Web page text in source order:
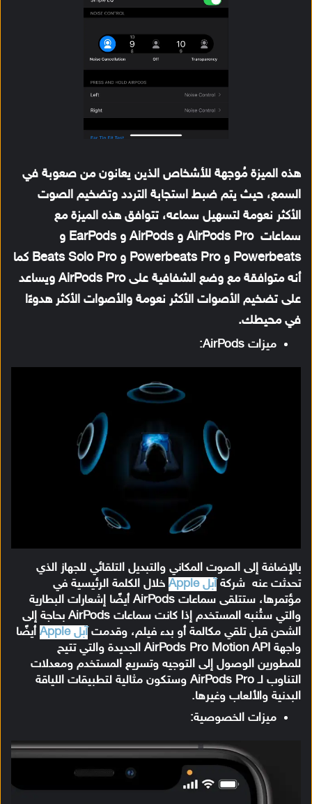
هذه الميزة مُوجهة للأشخاص الذين يعانون من صعوبة في
السمع، حيث يتم ضبط استجابة التردد وتضخيم الصوت
الأكثر نعومة لتسهيل سماعه، تتوافق هذه الميزة مع
سماعات AirPods Pro و AirPods و EarPods و
Powerbeats و Powerbeats Pro و Beats Solo Pro كما
أنه متوافقة مع وضع الشفافية على AirPods Pro ويساعد
على تضخيم الأصوات الأكثر نعومة والأصوات الأكثر هدوءًا
في محيطك.
ميزات AirPods:
بالإضافة إلى الصوت المكاني والتبديل التلقائي للجهاز الذي
تحدثت عنه شركةآبل Apple
خلال الكلمة الرئيسية في
مؤتمرها، ستتلقى سماعات AirPods أيضًا إشعارات البطارية
والتي ستُنبه المستخدم إذا كانت سماعات AirPods بحاجة إلى
الشحن قبل تلقي مكالمة أو بدء فيلم، وقدمتآبل Apple
أيضًا
واجهة AirPods Pro Motion API الجديدة والتي تتيح
للمطورين الوصول إلى التوجيه وتسريع المستخدم ومعدلات
التناوب لـ AirPods Pro وستكون مثالية لتطبيقات اللياقة
البدنية والألعاب وغيرها.
ميزات الخصوصية: